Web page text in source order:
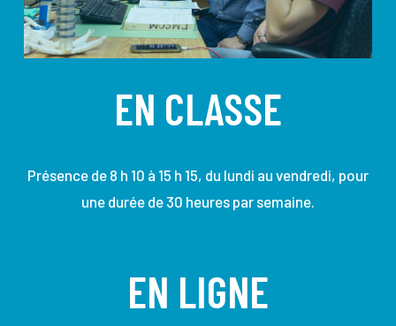
EN CLASSE
Présence de 8 h 10 à 15 h 15, du lundi au vendredi, pour
une durée de 30 heures par semaine.
EN LIGNE